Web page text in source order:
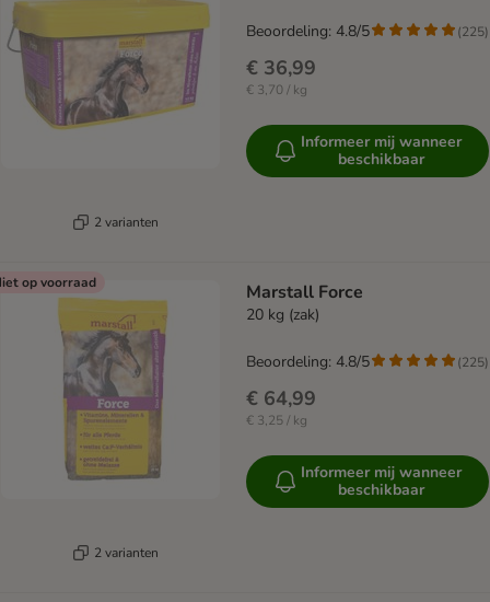
2 varianten
€ 36,99
€ 3,70 / kg
Beoordeling: 4.8/5 (225)
Informeer mij wanneer
beschikbaar
op voorraad
2 varianten
Marstall Force
20 kg (zak)
€ 64,99
€ 3,25 / kg
Beoordeling: 4.8/5 (225)
Informeer mij wanneer
beschikbaar